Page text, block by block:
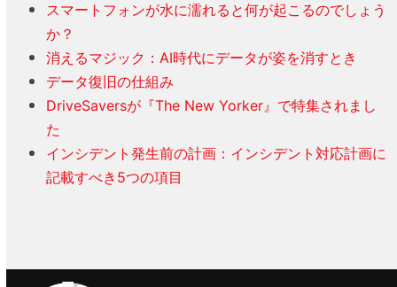
スマートフォンが水に濡れると何が起こるのでしょう
か？
消えるマジック：AI時代にデータが姿を消すとき
データ復旧の仕組み
DriveSaversが『The New Yorker』で特集されまし
た
インシデント発生前の計画：インシデント対応計画に
記載すべき5つの項目